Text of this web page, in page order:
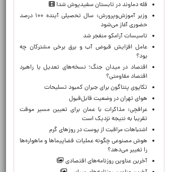
قله دماوند در تابستان سفیدپوش شد!
وزیر آموزش‌وپرورش: سال تحصیلی آینده ۱۰۰ درصد
حضوری آغاز می‌شود
تاسیسات آرامکو منفجر شد
عامل افزایش قبوض آب و برق برخی مشترکان چه
بود؟
اقتصاد در میدان جنگ؛ نسخه‌های تعدیل یا راهبرد
اقتصاد مقاومتی؟
تکاپوی پنتاگون برای جبران کمبود تسلیحات
هوای تهران در وضعیت قابل‌قبول
عراقچی: مذاکرات با عمان برای تعیین مسیر موقت
تقریبا به نتیجه نزدیک است
اشتباهات مراقبت از پوست در روزهای گرم
هوش مصنوعی چگونه عملیات فضاپیماها و ماهواره‌ها
را تغییر می‌دهد؟
آخرین عناوین روزنامه‌های اقتصادی